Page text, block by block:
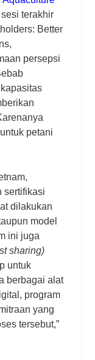
terakhir
Better
persepsi
petani
sertifikasi
dilakukan
model
ini juga
sharing)
untuk
berbagai alat
program
yang
tersebut,”